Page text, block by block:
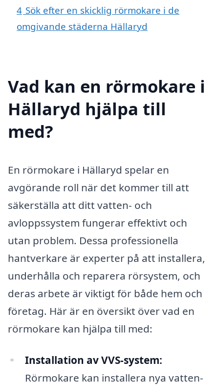
4 Sök efter en skicklig rörmokare i de
omgivande städerna Hällaryd
Vad kan en rörmokare i
Hällaryd hjälpa till
med?
En rörmokare i Hällaryd spelar en
avgörande roll när det kommer till att
säkerställa att ditt vatten- och
avloppssystem fungerar effektivt och
utan problem. Dessa professionella
hantverkare är experter på att installera,
underhålla och reparera rörsystem, och
deras arbete är viktigt för både hem och
företag. Här är en översikt över vad en
rörmokare kan hjälpa till med:
Installation av VVS-system:
Rörmokare kan installera nya vatten-